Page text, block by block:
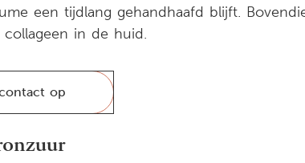
een tijdlang gehandhaafd blijft.
in de huid.
op